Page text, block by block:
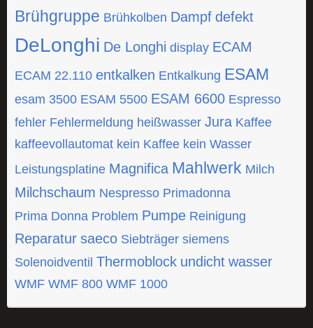
Brühgruppe Brühkolben Dampf defekt
DeLonghi De Longhi display ECAM
ECAM 22.110 entkalken Entkalkung ESAM
esam 3500 ESAM 5500 ESAM 6600 Espresso
fehler Fehlermeldung heißwasser Jura Kaffee
kaffeevollautomat kein Kaffee kein Wasser
Leistungsplatine Magnifica Mahlwerk Milch
Milchschaum Nespresso Primadonna
Prima Donna Problem Pumpe Reinigung
Reparatur saeco Siebträger siemens
Solenoidventil Thermoblock undicht wasser
WMF WMF 800 WMF 1000